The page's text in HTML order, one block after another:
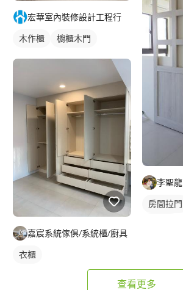
宏華室內裝修設計工程行
木作櫃 櫥櫃木門
嘉宸系統傢俱/系統櫃/廚具
衣櫃
李聖龍
房間拉門
查看更多